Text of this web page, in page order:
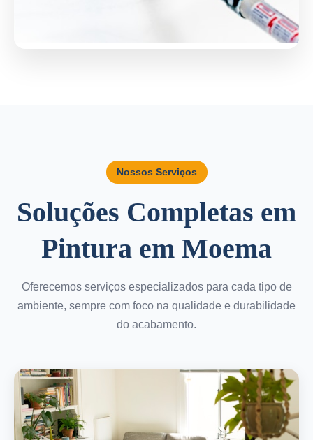
Nossos Serviços
Soluções Completas em
Pintura em Moema
Oferecemos serviços especializados para cada tipo de
ambiente, sempre com foco na qualidade e durabilidade
do acabamento.